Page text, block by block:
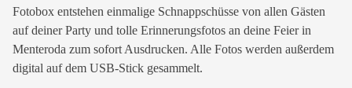
Fotobox entstehen einmalige Schnappschüsse von allen Gästen
auf deiner Party und tolle Erinnerungsfotos an deine Feier in
Menteroda zum sofort Ausdrucken. Alle Fotos werden außerdem
digital auf dem USB-Stick gesammelt.